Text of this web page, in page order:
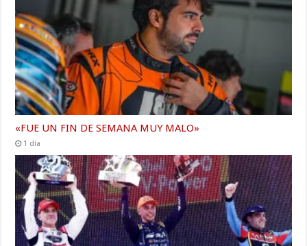
«FUE UN FIN DE SEMANA MUY MALO»
1 día